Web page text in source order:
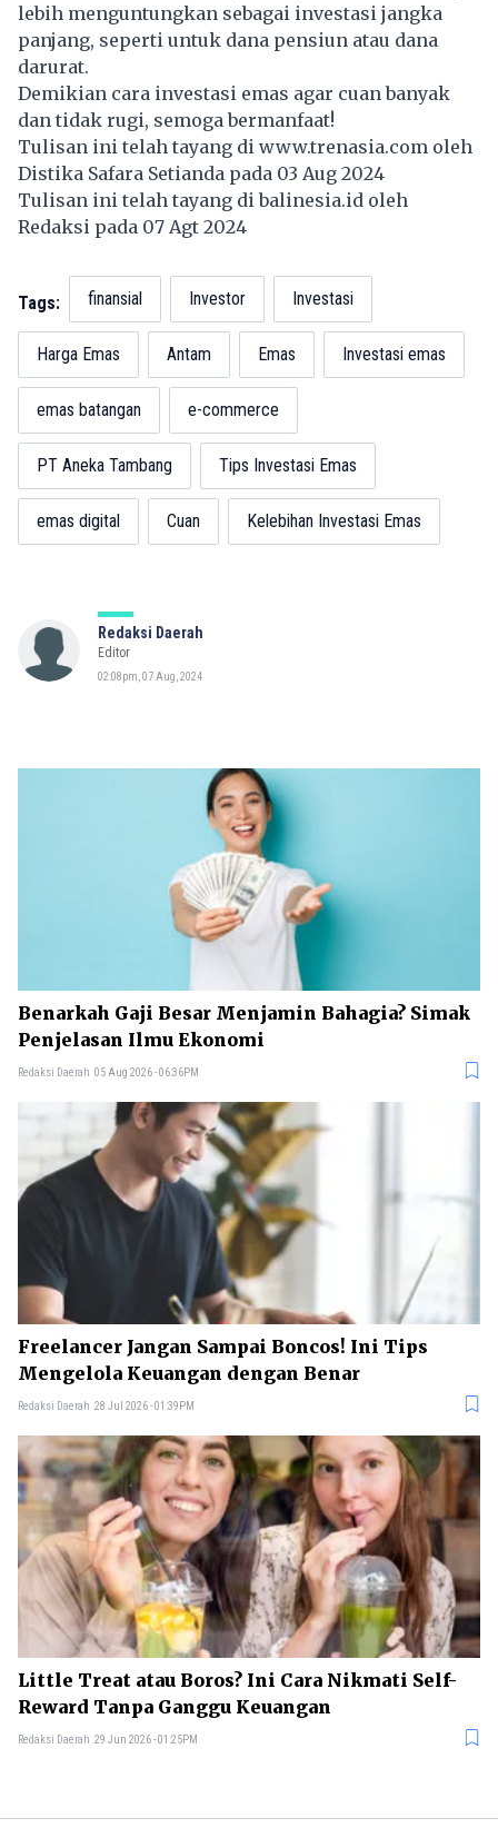
lebih menguntungkan sebagai investasi jangka
panjang, seperti untuk dana pensiun atau dana
darurat.
Demikian cara investasi emas agar cuan banyak
dan tidak rugi, semoga bermanfaat!
Tulisan ini telah tayang di www.trenasia.com oleh
Distika Safara Setianda pada 03 Aug 2024
Tulisan ini telah tayang dibalinesia.id oleh
Redaksi pada 07 Agt 2024
Tags: finansial Investor Investasi
Harga Emas Antam Emas Investasi emas
emas batangan e-commerce
PT Aneka Tambang Tips Investasi Emas
emas digital Cuan Kelebihan Investasi Emas
Redaksi Daerah
Editor
02:08pm, 07 Aug, 2024
Benarkah Gaji Besar Menjamin Bahagia? Simak
Penjelasan Ilmu Ekonomi
Redaksi Daerah 05 Aug 2026 - 06:36PM
Freelancer Jangan Sampai Boncos! Ini Tips
Mengelola Keuangan dengan Benar
Redaksi Daerah 28 Jul 2026 - 01:39PM
Little Treat atau Boros? Ini Cara Nikmati Self-
Reward Tanpa Ganggu Keuangan
Redaksi Daerah 29 Jun 2026 - 01:25PM